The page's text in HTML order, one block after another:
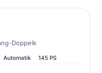
Doppelk
Automatik 145 PS